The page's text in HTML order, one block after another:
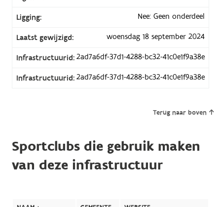
Ligging: Nee: Geen onderdeel
Laatst gewijzigd: woensdag 18 september 2024
Infrastructuurid: 2ad7a6df-37d1-4288-bc32-41c0e1f9a38e
Infrastructuurid: 2ad7a6df-37d1-4288-bc32-41c0e1f9a38e
Terug naar boven
Sportclubs die gebruik maken
van deze infrastructuur